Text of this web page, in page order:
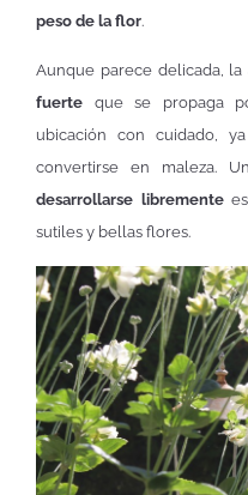
peso de la flor.
Aunque parece delicada,
fuerte que se propaga
ubicación con cuidado,
convertirse en maleza.
desarrollarse librementees
sutiles y bellas flores.